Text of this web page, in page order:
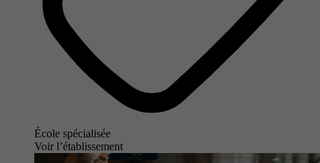
École spécialisée
Voir l’établissement